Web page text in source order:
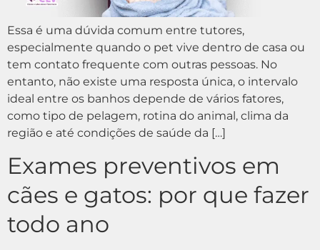
Essa é uma dúvida comum entre tutores,
especialmente quando o pet vive dentro de casa ou
tem contato frequente com outras pessoas. No
entanto, não existe uma resposta única, o intervalo
ideal entre os banhos depende de vários fatores,
como tipo de pelagem, rotina do animal, clima da
região e até condições de saúde da […]
Exames preventivos em
cães e gatos: por que fazer
todo ano